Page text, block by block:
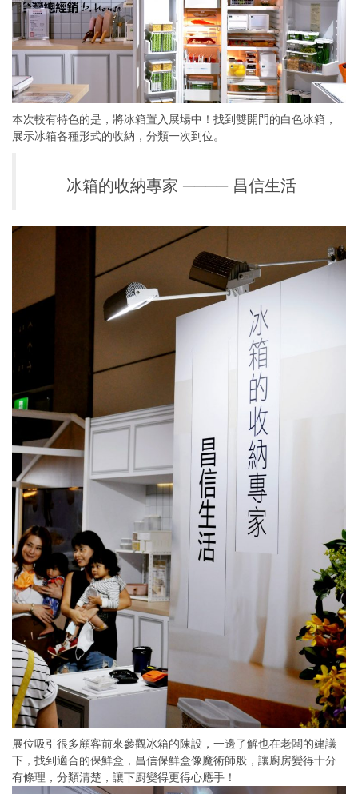
本次較有特色的是，將冰箱置入展場中！找到雙開門的白色冰箱，
展示冰箱各種形式的收納，分類一次到位。
冰箱的收納專家 ──── 昌信生活
展位吸引很多顧客前來參觀冰箱的陳設，一邊了解也在老闆的建議
下，找到適合的保鮮盒，昌信保鮮盒像魔術師般，讓廚房變得十分
有條理，分類清楚，讓下廚變得更得心應手！